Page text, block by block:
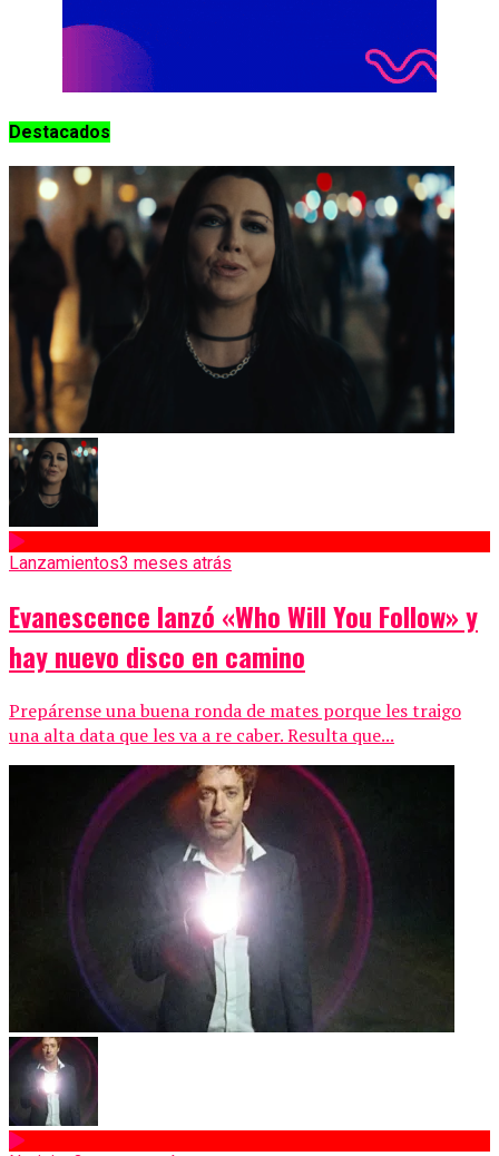
Destacados
Lanzamientos3 meses atrás
Evanescence lanzó «Who Will You Follow» y
hay nuevo disco en camino
Prepárense una buena ronda de mates porque les traigo
una alta data que les va a re caber. Resulta que...